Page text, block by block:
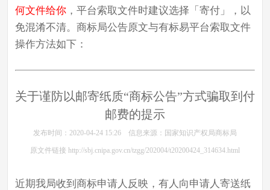
何文件给你，平台索取文件时建议选择「 寄付」，以
免混淆不清。商标局公告原文与有标易平台索取文件
操作方法如下：
关于谨防以邮寄纸质“商标公告”方式骗取到付
邮费的提示
发布时间：2020-04-24 15:26 信息来源：国家知识产权局商标局
原文件链接 http://sbj.cnipa.gov.cn/tzgg/202004/t20200424_314634.html
近期我局收到商标申请人反映，有人向申请人寄送纸